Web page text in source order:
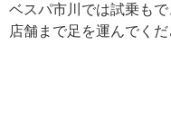
ベスパ市川では試乗も
店舗まで足を運んでくだ